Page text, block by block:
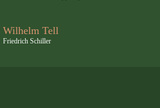
Wilhelm Tell
Friedrich Schiller